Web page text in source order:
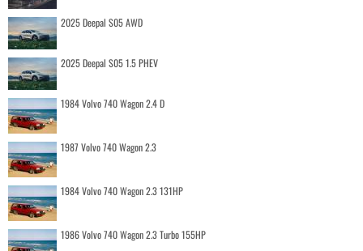
2025 Deepal S05 AWD
2025 Deepal S05 1.5 PHEV
1984 Volvo 740 Wagon 2.4 D
1987 Volvo 740 Wagon 2.3
1984 Volvo 740 Wagon 2.3 131HP
1986 Volvo 740 Wagon 2.3 Turbo 155HP